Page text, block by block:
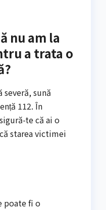
nu am la
a trata o
severă, sună
112. În
te că ai o
starea victimei
poate fi o